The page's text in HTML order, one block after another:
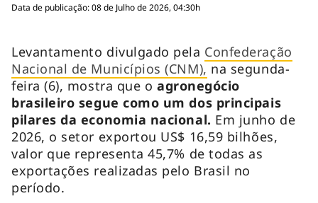
Data de publicação: 08 de Julho de 2026, 04:30h
Levantamento divulgado pela Confederação
Nacional de Municípios (CNM), na segunda-
feira (6), mostra que o agronegócio
brasileiro segue como um dos principais
pilares da economia nacional. Em junho de
2026, o setor exportou US$ 16,59 bilhões,
valor que representa 45,7% de todas as
exportações realizadas pelo Brasil no
período.